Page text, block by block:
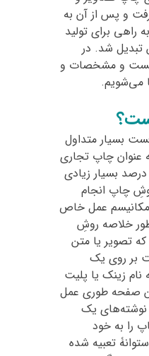
و پس از آن به
راهی برای تولید
تبدیل شد. در
افست و مشخصات و
می‌شویم.
بسیار متداول
عنوان چاپ تجاری
درصد بسیار زیادی
چاپ انجام
عمل خاص
طور خلاصه روشِ
تصویر یا متن
بر روی یک
زینک یا پلیت
صفحه طوری عمل
نوشته‌های یک
را به خود
تعبیه شده